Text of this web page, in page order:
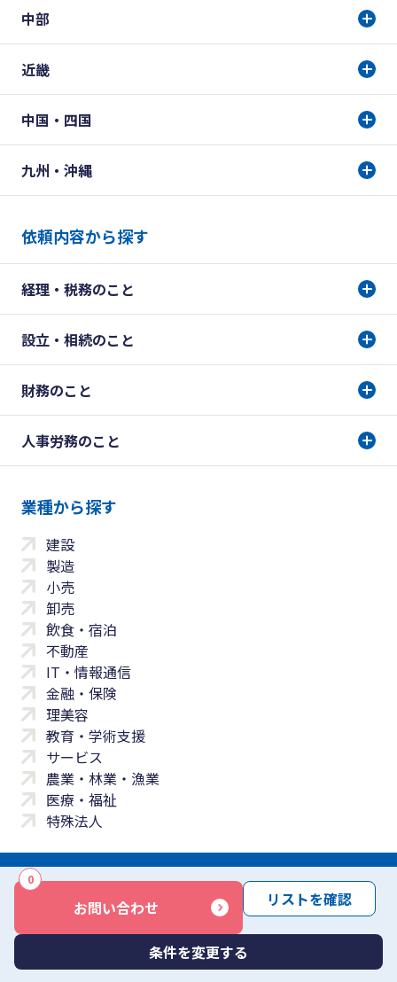
お問い合わせ
0
リストを確認
条件を変更する
中部
近畿
中国・四国
九州・沖縄
依頼内容から探す
経理・税務のこと
設立・相続のこと
財務のこと
人事労務のこと
業種から探す
建設
製造
小売
卸売
飲食・宿泊
不動産
IT・情報通信
金融・保険
理美容
教育・学術支援
サービス
農業・林業・漁業
医療・福祉
特殊法人
サイトマップ 免責事項
サービス利用規約
商標について反社会勢力に対する基本方針 お問い合わせ
Copyright © Yayoi Co., Ltd. All rights reserved.